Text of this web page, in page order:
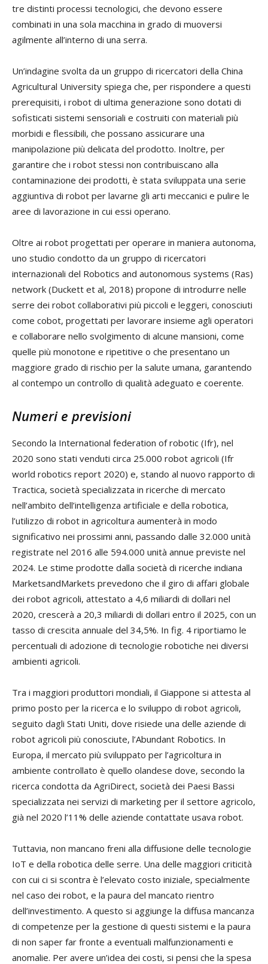
tre distinti processi tecnologici, che devono essere
combinati in una sola macchina in grado di muoversi
agilmente all’interno di una serra.
Un’indagine svolta da un gruppo di ricercatori della China
Agricultural University spiega che, per rispondere a questi
prerequisiti, i robot di ultima generazione sono dotati di
sofisticati sistemi sensoriali e costruiti con materiali più
morbidi e flessibili, che possano assicurare una
manipolazione più delicata del prodotto. Inoltre, per
garantire che i robot stessi non contribuiscano alla
contaminazione dei prodotti, è stata sviluppata una serie
aggiuntiva di robot per lavarne gli arti meccanici e pulire le
aree di lavorazione in cui essi operano.
Oltre ai robot progettati per operare in maniera autonoma,
uno studio condotto da un gruppo di ricercatori
internazionali del Robotics and autonomous systems (Ras)
network (Duckett et al, 2018) propone di introdurre nelle
serre dei robot collaborativi più piccoli e leggeri, conosciuti
come cobot, progettati per lavorare insieme agli operatori
e collaborare nello svolgimento di alcune mansioni, come
quelle più monotone e ripetitive o che presentano un
maggiore grado di rischio per la salute umana, garantendo
al contempo un controllo di qualità adeguato e coerente.
Numeri e previsioni
Secondo la International federation of robotic (Ifr), nel
2020 sono stati venduti circa 25.000 robot agricoli (Ifr
world robotics report 2020) e, stando al nuovo rapporto di
Tractica, società specializzata in ricerche di mercato
nell’ambito dell’intelligenza artificiale e della robotica,
l’utilizzo di robot in agricoltura aumenterà in modo
significativo nei prossimi anni, passando dalle 32.000 unità
registrate nel 2016 alle 594.000 unità annue previste nel
2024. Le stime prodotte dalla società di ricerche indiana
MarketsandMarkets prevedono che il giro di affari globale
dei robot agricoli, attestato a 4,6 miliardi di dollari nel
2020, crescerà a 20,3 miliardi di dollari entro il 2025, con un
tasso di crescita annuale del 34,5%. In fig. 4 riportiamo le
percentuali di adozione di tecnologie robotiche nei diversi
ambienti agricoli.
Tra i maggiori produttori mondiali, il Giappone si attesta al
primo posto per la ricerca e lo sviluppo di robot agricoli,
seguito dagli Stati Uniti, dove risiede una delle aziende di
robot agricoli più conosciute, l’Abundant Robotics. In
Europa, il mercato più sviluppato per l’agricoltura in
ambiente controllato è quello olandese dove, secondo la
ricerca condotta da AgriDirect, società dei Paesi Bassi
specializzata nei servizi di marketing per il settore agricolo,
già nel 2020 l’11% delle aziende contattate usava robot.
Tuttavia, non mancano freni alla diffusione delle tecnologie
IoT e della robotica delle serre. Una delle maggiori criticità
con cui ci si scontra è l’elevato costo iniziale, specialmente
nel caso dei robot, e la paura del mancato rientro
dell’investimento. A questo si aggiunge la diffusa mancanza
di competenze per la gestione di questi sistemi e la paura
di non saper far fronte a eventuali malfunzionamenti e
anomalie. Per avere un’idea dei costi, si pensi che la spesa